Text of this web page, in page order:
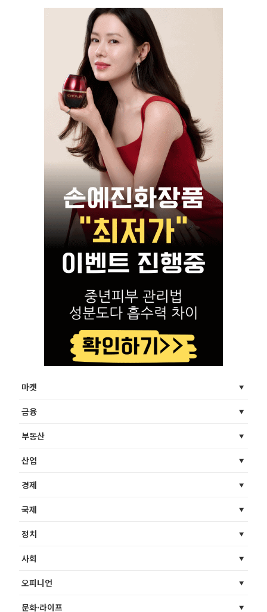
마켓
금융
부동산
산업
경제
국제
정치
사회
오피니언
문화·라이프